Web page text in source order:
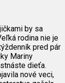
by sa
rodina nie je
pred pár
Mariny
dieťa.
nové veci,